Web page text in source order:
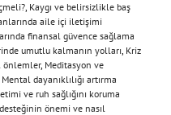
, Kaygı ve belirsizlikle baş
aile içi iletişimi
finansal güvence sağlama
umutlu kalmanın yolları, Kriz
önlemler, Meditasyon ve
Mental dayanıklılığı artırma
ve ruh sağlığını koruma
önemi ve nasıl